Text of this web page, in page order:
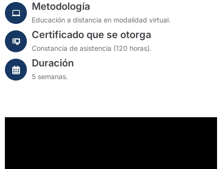
Metodología
Educación a distancia en modalidad virtual.
Certificado que se otorga
Constancia de asistencia (120 horas).
Duración
5 semanas.